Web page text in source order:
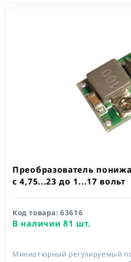
Преобразователь
с 4,75...23 до 1...17 вольт
Код товара:63616
В наличии 81 шт.
Миниатюрный регулируемый